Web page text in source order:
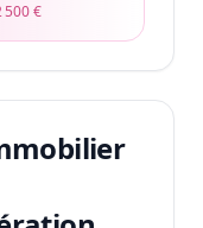
500 €